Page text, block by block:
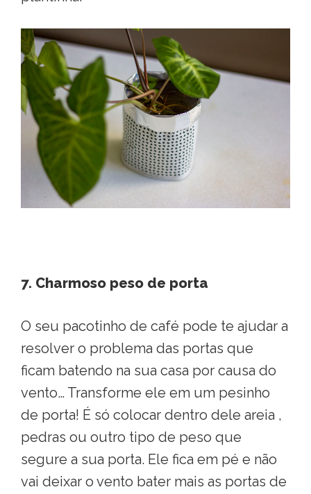
7. Charmoso peso de porta
O seu pacotinho de café pode te ajudar a
resolver o problema das portas que
ficam batendo na sua casa por causa do
vento… Transforme ele em um pesinho
de porta! É só colocar dentro dele areia ,
pedras ou outro tipo de peso que
segure a sua porta. Ele fica em pé e não
vai deixar o vento bater mais as portas de